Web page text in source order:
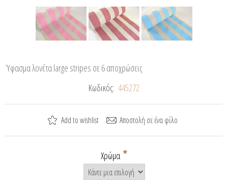
Ύφασμα λονέτα large stripes σε 6 αποχρώσεις
Κωδικός: 445272
Χρώμα *